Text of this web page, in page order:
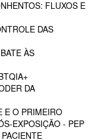
FLUXOS E
DAS
ÀS
DA
E O PRIMEIRO
EXPOSIÇÃO - PEP